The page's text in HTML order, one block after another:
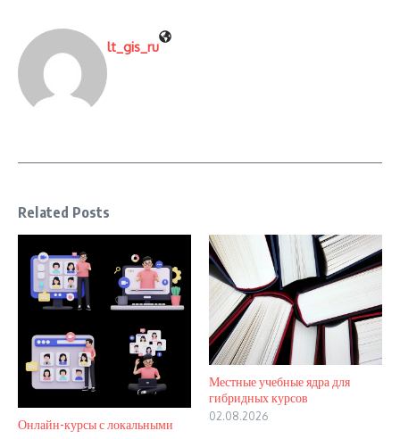
lt_gis_ru
Related Posts
Онлайн-курсы с локальными
Местные учебные ядра для
гибридных курсов
02.08.2026